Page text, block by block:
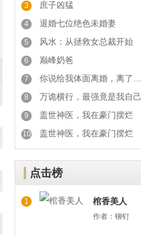
3 庶子凶猛
4 退婚七位绝色未婚妻
5 风水：从拯救女总裁开始
6 巅峰奶爸
7 你说给我体面离婚，离了你又后悔
8 万诡横行，最强竟是我自己
9 盖世神医，我在豪门摆烂
10 盖世神医，我在豪门摆烂
点击榜
1 棺香美人
作者： 铆钉